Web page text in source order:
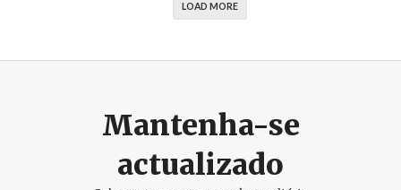
LOAD MORE
Mantenha-se
actualizado